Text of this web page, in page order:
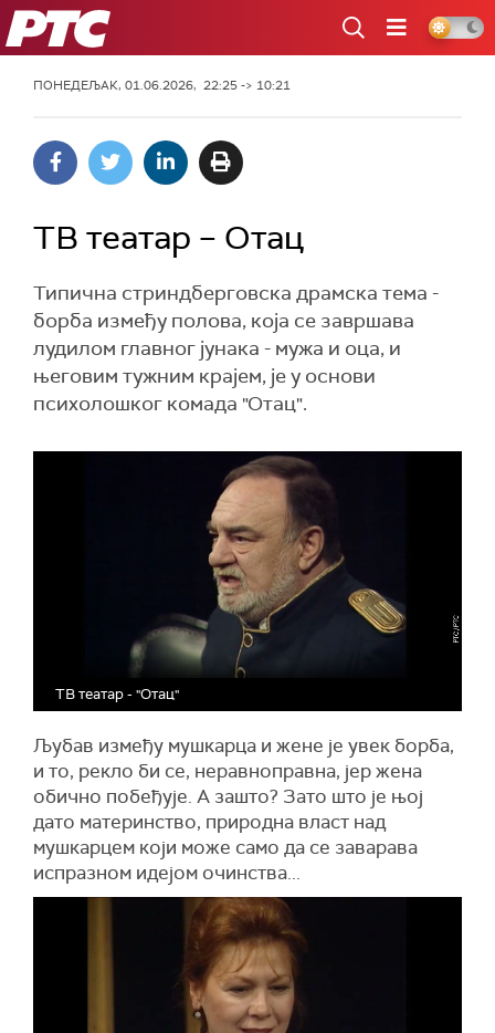
РТС
ПОНЕДЕЉАК, 01.06.2026, 22:25 -> 10:21
ТВ театар – Отац
Типична стриндберговска драмска тема -
борба између полова, која се завршава
лудилом главног јунака - мужа и оца, и
његовим тужним крајем, је у основи
психолошког комада "Отац".
ТВ театар - "Отац"
Љубав између мушкарца и жене је увек борба,
и то, рекло би се, неравноправна, јер жена
обично побеђује. А зашто? Зато што је њој
дато материнство, природна власт над
мушкарцем који може само да се заварава
испразном идејом очинства...